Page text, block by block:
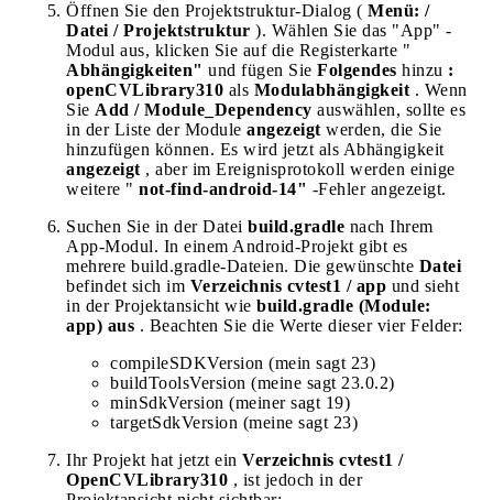
Öffnen Sie den Projektstruktur-Dialog ( Menü: /
Datei / Projektstruktur ). Wählen Sie das "App" -
Modul aus, klicken Sie auf die Registerkarte "
Abhängigkeiten" und fügen Sie Folgendes hinzu :
openCVLibrary310 als Modulabhängigkeit . Wenn
Sie Add / Module_Dependency auswählen, sollte es
in der Liste der Module angezeigt werden, die Sie
hinzufügen können. Es wird jetzt als Abhängigkeit
angezeigt , aber im Ereignisprotokoll werden einige
weitere " not-find-android-14" -Fehler angezeigt.
Suchen Sie in der Datei build.gradle nach Ihrem
App-Modul. In einem Android-Projekt gibt es
mehrere build.gradle-Dateien. Die gewünschte Datei
befindet sich im Verzeichnis cvtest1 / app und sieht
in der Projektansicht wie build.gradle (Module:
app) aus . Beachten Sie die Werte dieser vier Felder:
compileSDKVersion (mein sagt 23)
buildToolsVersion (meine sagt 23.0.2)
minSdkVersion (meiner sagt 19)
targetSdkVersion (meine sagt 23)
Ihr Projekt hat jetzt ein Verzeichnis cvtest1 /
OpenCVLibrary310 , ist jedoch in der